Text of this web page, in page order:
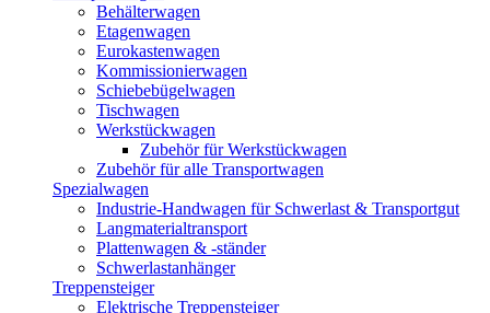
Behälterwagen
Etagenwagen
Eurokastenwagen
Kommissionierwagen
Schiebebügelwagen
Tischwagen
Werkstückwagen
Zubehör für Werkstückwagen
Zubehör für alle Transportwagen
Spezialwagen
Industrie-Handwagen für Schwerlast & Transportgut
Langmaterialtransport
Plattenwagen & -ständer
Schwerlastanhänger
Treppensteiger
Elektrische Treppensteiger